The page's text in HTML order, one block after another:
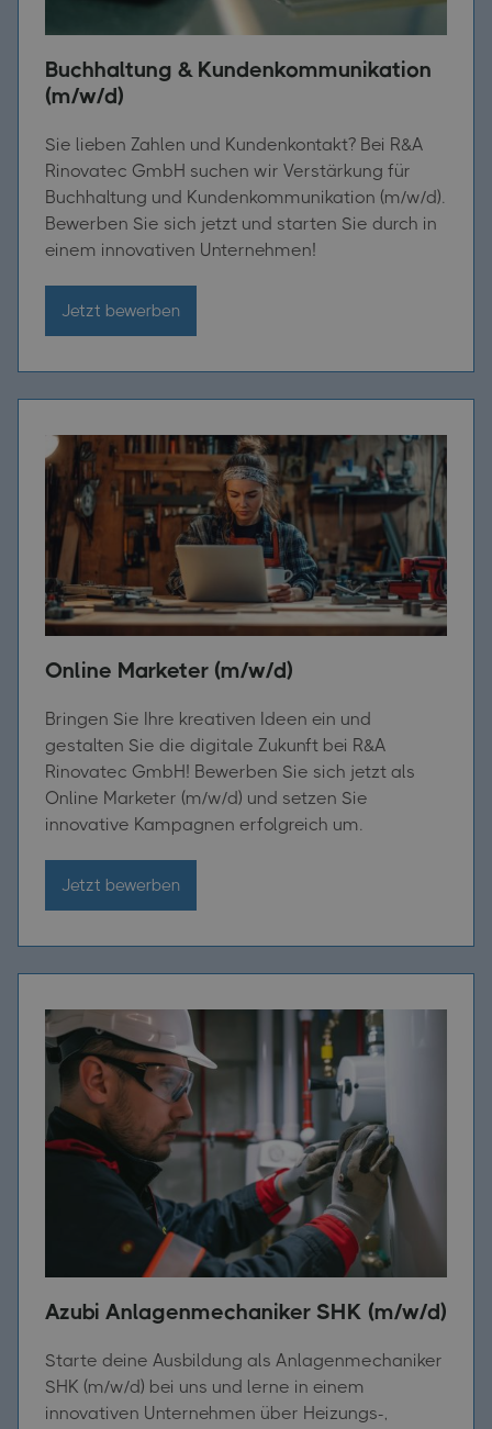
Buchhaltung & Kundenkommunikation
(m/w/d)
Sie lieben Zahlen und Kundenkontakt? Bei R&A
Rinovatec GmbH suchen wir Verstärkung für
Buchhaltung und Kundenkommunikation (m/w/d).
Bewerben Sie sich jetzt und starten Sie durch in
einem innovativen Unternehmen!
Jetzt bewerben
Online Marketer (m/w/d)
Bringen Sie Ihre kreativen Ideen ein und
gestalten Sie die digitale Zukunft bei R&A
Rinovatec GmbH! Bewerben Sie sich jetzt als
Online Marketer (m/w/d) und setzen Sie
innovative Kampagnen erfolgreich um.
Jetzt bewerben
Azubi Anlagenmechaniker SHK (m/w/d)
Starte deine Ausbildung als Anlagenmechaniker
SHK (m/w/d) bei uns und lerne in einem
innovativen Unternehmen über Heizungs-,